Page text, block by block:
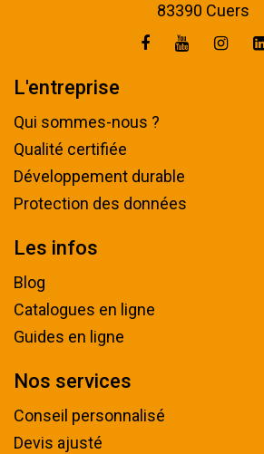
83390 Cuers
L'entreprise
Qui sommes-nous ?
Qualité certifiée
Développement durable
Protection des données
Les infos
Blog
Catalogues en ligne
Guides en ligne
Nos services
Conseil personnalisé
Devis ajusté